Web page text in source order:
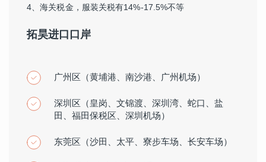
4、海关税金，服装关税有14%-17.5%不等
拓昊进口口岸
广州区（黄埔港、南沙港、广州机场）
深圳区（皇岗、文锦渡、深圳湾、蛇口、盐
田、福田保税区、深圳机场）
东莞区（沙田、太平、寮步车场、长安车场）